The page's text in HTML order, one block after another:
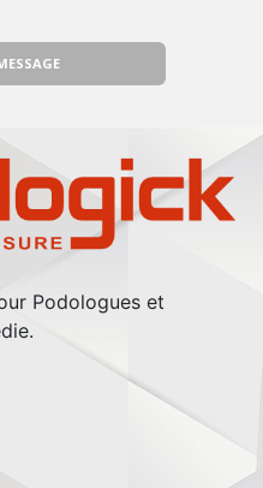
Podologues et